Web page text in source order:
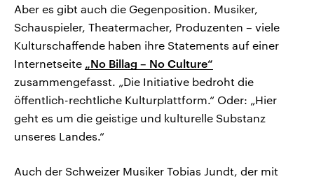
Aber es gibt auch die Gegenposition. Musiker,
Schauspieler, Theatermacher, Produzenten – viele
Kulturschaffende haben ihre Statements auf einer
Internetseite „No Billag – No Culture“
zusammengefasst. „Die Initiative bedroht die
öffentlich-rechtliche Kulturplattform.“ Oder: „Hier
geht es um die geistige und kulturelle Substanz
unseres Landes.“
Auch der Schweizer Musiker Tobias Jundt, der mit